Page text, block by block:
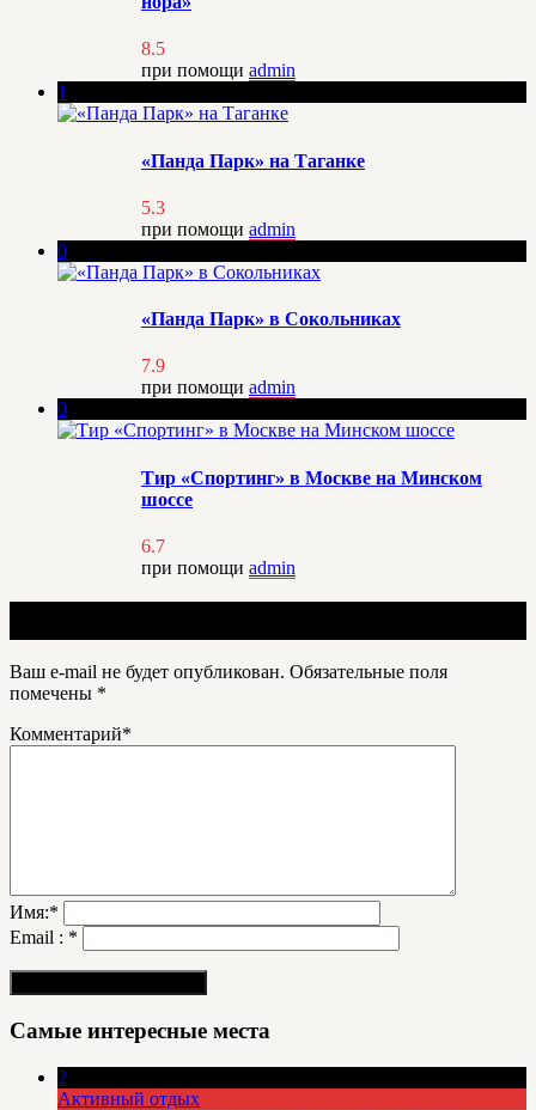
8.5
при помощи admin
1
«Панда Парк» на Таганке
5.3
при помощи admin
0
«Панда Парк» в Сокольниках
7.9
при помощи admin
0
Тир «Спортинг» в Москве на Минском
шоссе
6.7
при помощи admin
Ваш e-mail не будет опубликован. Обязательные поля
помечены *
Комментарий*
Имя:*
Email : *
Самые интересные места
2
Активный отдых